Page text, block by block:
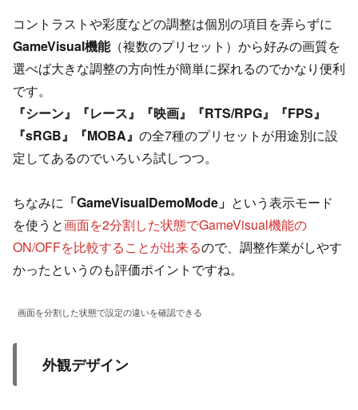
コントラストや彩度などの調整は個別の項目を弄らずに
GameVisual機能（複数のプリセット）から好みの画質を
選べば大きな調整の方向性が簡単に探れるのでかなり便利
です。
『シーン』『レース』『映画』『RTS/RPG』『FPS』
『sRGB』『MOBA』 の全7種のプリセットが用途別に設
定してあるのでいろいろ試しつつ。
ちなみに 「GameVisualDemoMode」 という表示モード
を使うと画面を2分割した状態でGameVisual機能の
ON/OFFを比較することが出来るので、調整作業がしやす
かったというのも評価ポイントですね。
画面を分割した状態で設定の違いを確認できる
外観デザイン